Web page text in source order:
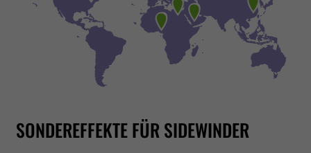
SONDEREFFEKTE FÜR SIDEWINDER